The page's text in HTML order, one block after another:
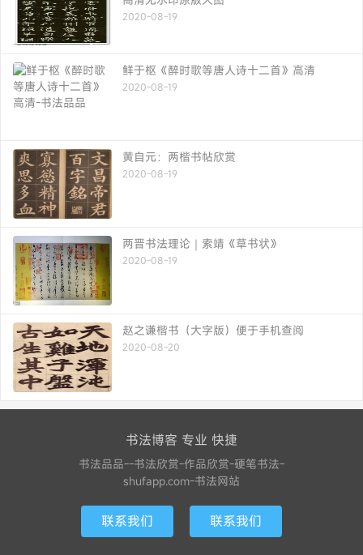
2020-08-19
鲜于枢《醉时歌等唐人诗十二首》高清
2020-08-19
黄自元：两楷书帖欣赏
2020-08-19
两晋书法理论｜索靖《草书状》
2020-08-19
赵之谦楷书（大字版）便于手机查阅
2020-08-20
书法博客 专业 快捷
书法品品--书法欣赏-作品欣赏-硬笔书法-
shufapp.com-书法网站
联系我们 联系我们